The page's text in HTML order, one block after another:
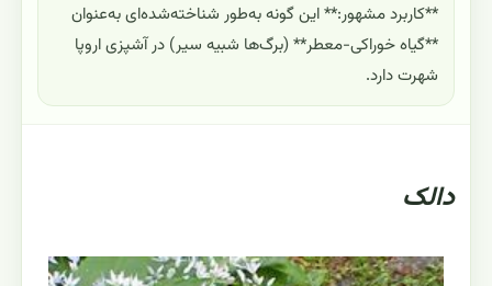
**کاربرد مشهور:** این گونه به‌طور شناخته‌شده‌ای به‌عنوان
**گیاه خوراکی-معطر** (برگ‌ها شبیه سیر) در آشپزی اروپا
شهرت دارد.
دالک